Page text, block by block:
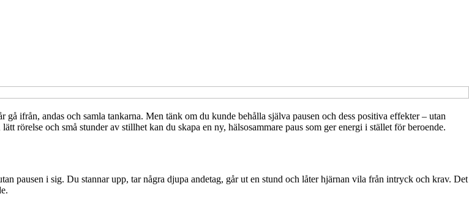
ifrån, andas och samla tankarna. Men tänk om du kunde behålla själva pausen och dess positiva effekter – utan
rörelse och små stunder av stillhet kan du skapa en ny, hälsosammare paus som ger energi i stället för beroende.
pausen i sig. Du stannar upp, tar några djupa andetag, går ut en stund och låter hjärnan vila från intryck och krav. Det